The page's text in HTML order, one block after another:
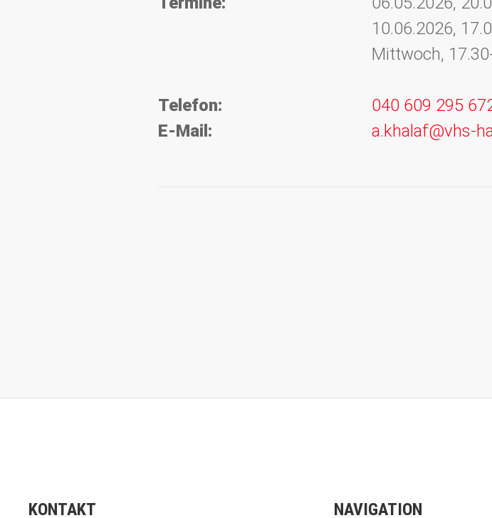
10.06.2026,
Mittwoch,
Telefon:
040 609 295
E-Mail:
a.khalaf@vhs-
KONTAKT NAVIGATION